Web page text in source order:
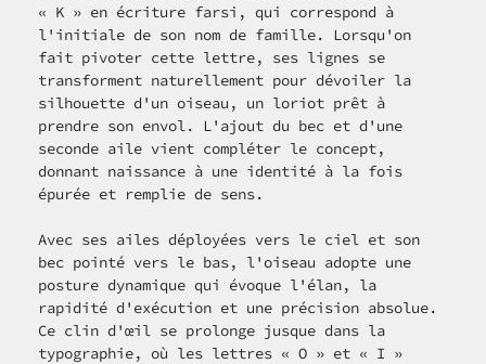
« K » en écriture farsi, qui correspond à
l'initiale de son nom de famille. Lorsqu'on
fait pivoter cette lettre, ses lignes se
transforment naturellement pour dévoiler la
silhouette d'un oiseau, un loriot prêt à
prendre son envol. L'ajout du bec et d'une
seconde aile vient compléter le concept,
donnant naissance à une identité à la fois
épurée et remplie de sens.
Avec ses ailes déployées vers le ciel et son
bec pointé vers le bas, l'oiseau adopte une
posture dynamique qui évoque l'élan, la
rapidité d'exécution et une précision absolue.
Ce clin d'œil se prolonge jusque dans la
typographie, où les lettres « O » et « I »